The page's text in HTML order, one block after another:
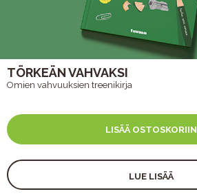
TÖRKEÄN VAHVAKSI
Omien vahvuuksien treenikirja
LISÄÄ OSTOSKORIIN
LUE LISÄÄ